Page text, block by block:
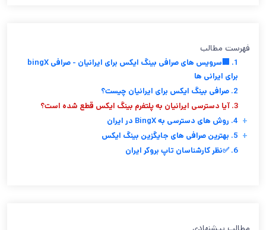
فهرست مطالب
1. 🏢سرویس های صرافی بینگ ایکس برای ایرانیان - صرافی bingX
برای ایرانی ها
2. صرافی بینگ ایکس برای ایرانیان چیست؟
3. آیا دسترسی ایرانیان به پلتفرم بینگ ایکس قطع شده است؟
4. روش های دسترسی به BingX در ایران +
5. بهترین صرافی های جایگزین بینگ ایکس +
6. ✅نظر کارشناسان تاپ بروکر ایران